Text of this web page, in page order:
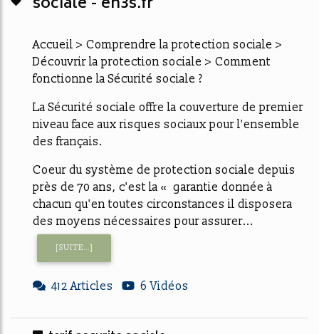
Accueil > Comprendre la protection sociale >
Découvrir la protection sociale > Comment
fonctionne la Sécurité sociale ?
La Sécurité sociale offre la couverture de premier
niveau face aux risques sociaux pour l'ensemble
des français.
Coeur du système de protection sociale depuis
près de 70 ans, c'est la « garantie donnée à
chacun qu'en toutes circonstances il disposera
des moyens nécessaires pour assurer...
[SUITE...]
412 Articles 6 Vidéos